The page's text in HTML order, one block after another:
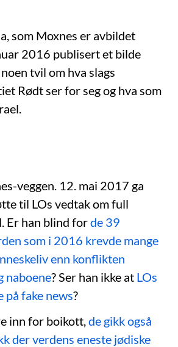
som Moxnes er avbildet
2016 publisert et bilde
tvil om hva slags
Rødt ser for seg og hva som
veggen. 12. mai 2017 ga
til LOs vedtak om full
Er han blind forde 39
som i 2016 krevde mange
enn konflikten
naboene? Ser han ikke at LOs
på fake news?
inn for boikott,de gikk også
der verdens eneste jødiske